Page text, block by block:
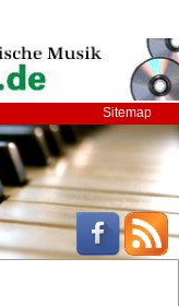
Sitemap